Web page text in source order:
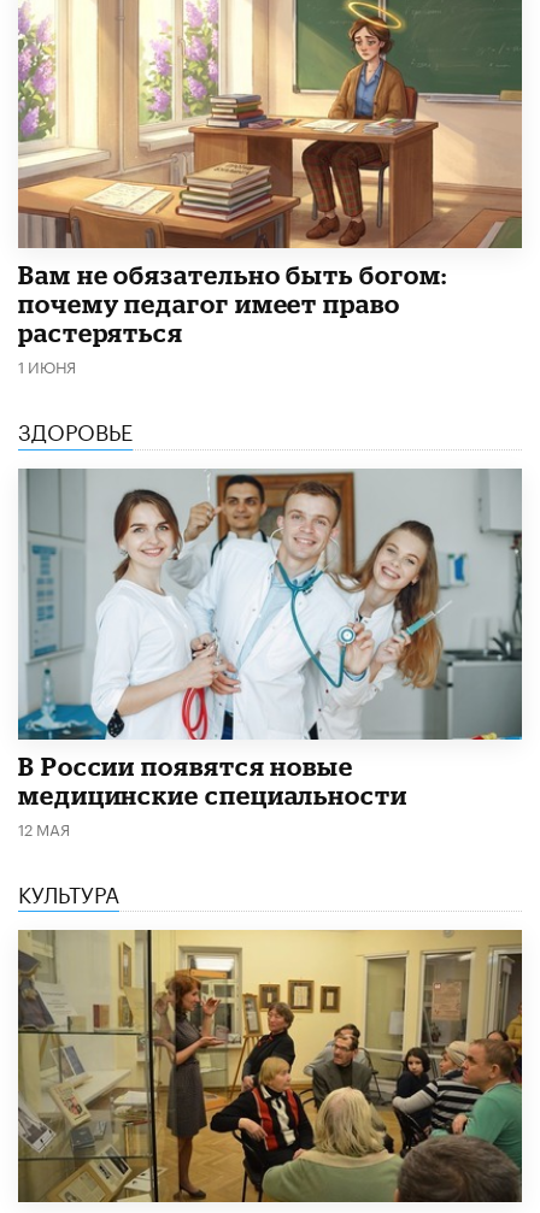
​Вам не обязательно быть богом:
почему педагог имеет право
растеряться
1 ИЮНЯ
ЗДОРОВЬЕ
В России появятся новые
медицинские специальности
12 МАЯ
КУЛЬТУРА